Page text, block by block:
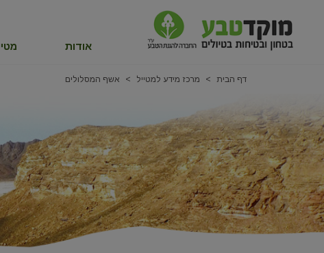
אודות
דף הבית מרכז מידע למטייל אשף המסלולים